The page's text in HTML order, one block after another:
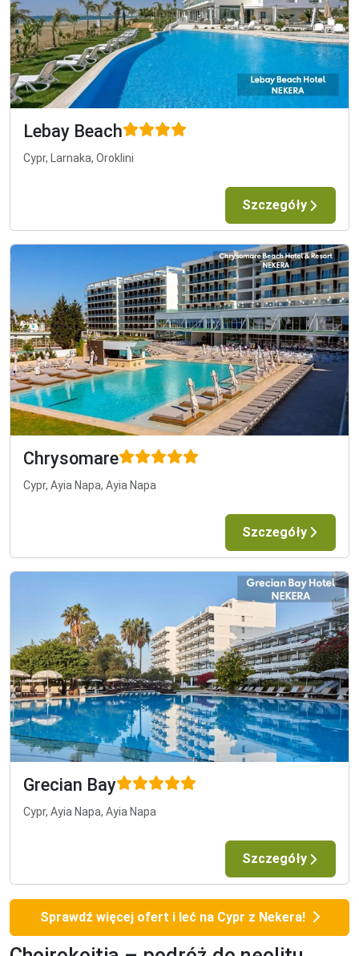
Lebay Beach
Cypr, Larnaka, Oroklini
Szczegóły
Chrysomare
Cypr, Ayia Napa, Ayia Napa
Szczegóły
Grecian Bay
Cypr, Ayia Napa, Ayia Napa
Szczegóły
Sprawdź więcej ofert i leć na Cypr z Nekera!